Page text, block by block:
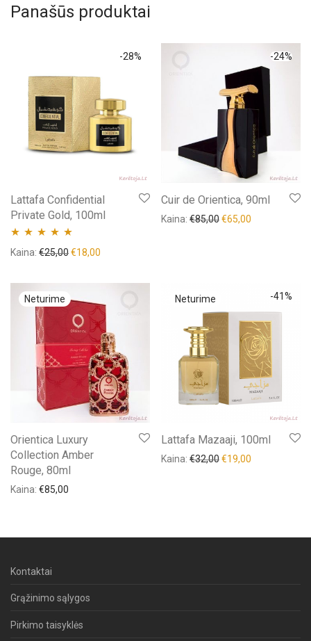
Panašūs produktai
-28%
Lattafa Confidential
Private Gold, 100ml
Įvertinimas:
Kaina: €25,00€18,00
-24%
Cuir de Orientica, 90ml
Kaina: €85,00€65,00
Orientica Luxury
Collection Amber
Rouge, 80ml
Kaina: €85,00
-41%
Lattafa Mazaaji, 100ml
Kaina: €32,00€19,00
Kontaktai
Grąžinimo sąlygos
Pirkimo taisyklės